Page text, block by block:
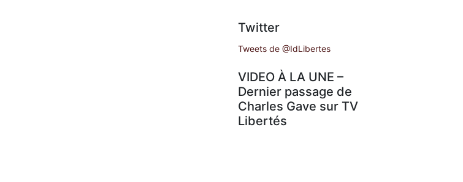
Twitter
Tweets de @IdLibertes
VIDEO À LA UNE –
Dernier passage de
Charles Gave sur TV
Libertés